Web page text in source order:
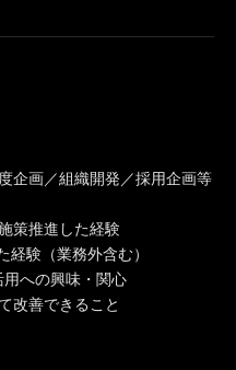
企画／組織開発／採用企画等
策推進した経験
経験（業務外含む）
用への興味・関心
改善できること